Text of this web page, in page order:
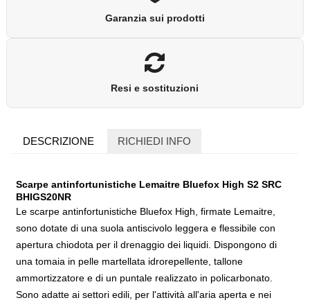
Garanzia sui prodotti
Resi e sostituzioni
DESCRIZIONE RICHIEDI INFO
Scarpe antinfortunistiche Lemaitre Bluefox High S2 SRC
BHIGS20NR
Le scarpe antinfortunistiche Bluefox High, firmate Lemaitre,
sono dotate di una suola antiscivolo leggera e flessibile con
apertura chiodota per il drenaggio dei liquidi. Dispongono di
una tomaia in pelle martellata idrorepellente, tallone
ammortizzatore e di un puntale realizzato in policarbonato.
Sono adatte ai settori edili, per l'attività all'aria aperta e nei